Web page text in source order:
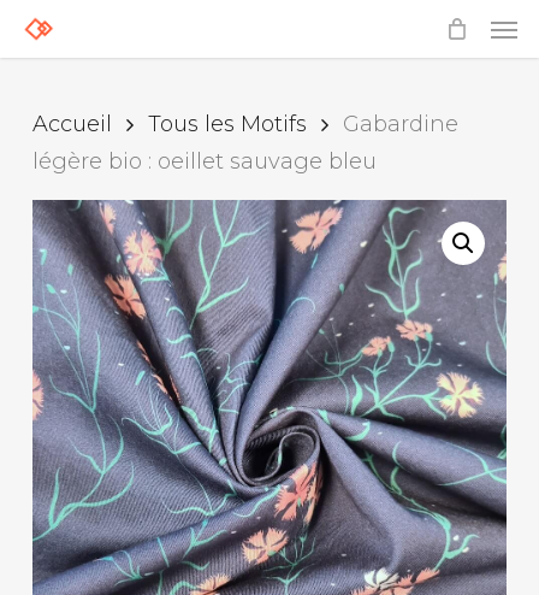
Skip
content
Accueil Tous les Motifs
Gabardine
légère bio : oeillet sauvage bleu